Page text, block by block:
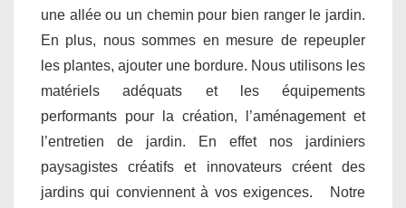
une allée ou un chemin pour bien ranger le jardin.
En plus, nous sommes en mesure de repeupler
les plantes, ajouter une bordure. Nous utilisons les
matériels adéquats et les équipements
performants pour la création, l’aménagement et
l’entretien de jardin. En effet nos jardiniers
paysagistes créatifs et innovateurs créent des
jardins qui conviennent à vos exigences. Notre